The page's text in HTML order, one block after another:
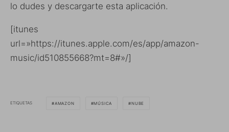
lo dudes y descargarte esta aplicación.
[itunes
url=»https://itunes.apple.com/es/app/amazon-
music/id510855668?mt=8#»/]
ETIQUETAS AMAZON MÚSICA NUBE